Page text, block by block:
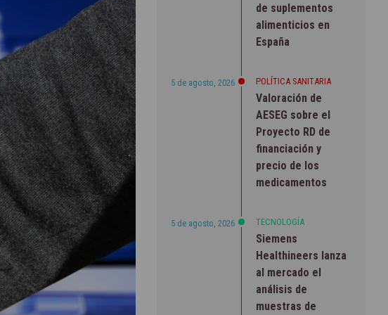
de suplementos
alimenticios en
España
5 de agosto, 2026 POLÍTICA SANITARIA
Valoración de
AESEG sobre el
Proyecto RD de
financiación y
precio de los
medicamentos
5 de agosto, 2026 TECNOLOGÍA
Siemens
Healthineers lanza
al mercado el
análisis de
muestras de